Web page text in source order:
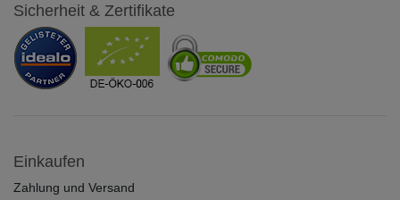
Sicherheit & Zertifikate
Einkaufen
Zahlung und Versand